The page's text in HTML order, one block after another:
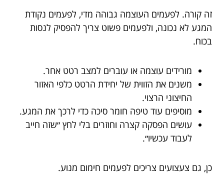
זה קורה. לפעמים העוצמה גבוהה מדי, לפעמים נקודת
המגע לא נכונה, ולפעמים פשוט צריך להפסיק לנסות
בכוח.
מורידים עוצמה או עוברים למצב רטט אחר.
משנים את הזווית של יחידת הרטט כלפי האזור
החיצוני הרצוי.
מוסיפים עוד טיפה חומר סיכה כדי לרכך את המגע.
עושים הפסקה קצרה וחוזרים בלי לחץ ״שזה חייב
לעבוד עכשיו״.
כן, גם צעצועים צריכים לפעמים חימום מנוע.